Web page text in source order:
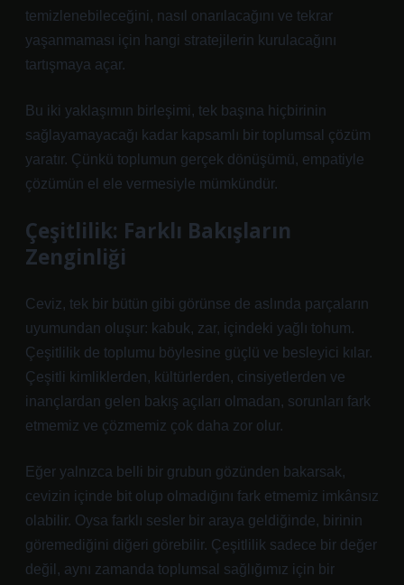
temizlenebileceğini, nasıl onarılacağını ve tekrar
yaşanmaması için hangi stratejilerin kurulacağını
tartışmaya açar.
Bu iki yaklaşımın birleşimi, tek başına hiçbirinin
sağlayamayacağı kadar kapsamlı bir toplumsal çözüm
yaratır. Çünkü toplumun gerçek dönüşümü, empatiyle
çözümün el ele vermesiyle mümkündür.
Çeşitlilik: Farklı Bakışların
Zenginliği
Ceviz, tek bir bütün gibi görünse de aslında parçaların
uyumundan oluşur: kabuk, zar, içindeki yağlı tohum.
Çeşitlilik de toplumu böylesine güçlü ve besleyici kılar.
Çeşitli kimliklerden, kültürlerden, cinsiyetlerden ve
inançlardan gelen bakış açıları olmadan, sorunları fark
etmemiz ve çözmemiz çok daha zor olur.
Eğer yalnızca belli bir grubun gözünden bakarsak,
cevizin içinde bit olup olmadığını fark etmemiz imkânsız
olabilir. Oysa farklı sesler bir araya geldiğinde, birinin
göremediğini diğeri görebilir. Çeşitlilik sadece bir değer
değil, aynı zamanda toplumsal sağlığımız için bir